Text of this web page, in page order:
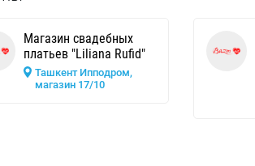
Магазин свадебных
платьев "Liliana Rufid"
Ташкент Ипподром,
магазин 17/10